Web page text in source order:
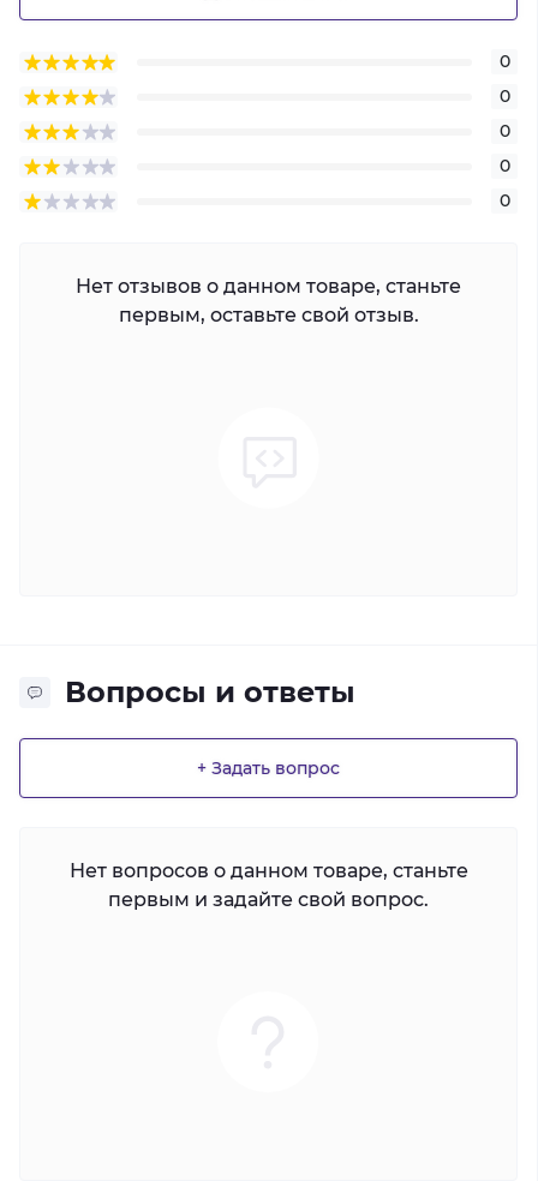
0
0
0
0
0
Нет отзывов о данном товаре, станьте
первым, оставьте свой отзыв.
Вопросы и ответы
+ Задать вопрос
Нет вопросов о данном товаре, станьте
первым и задайте свой вопрос.